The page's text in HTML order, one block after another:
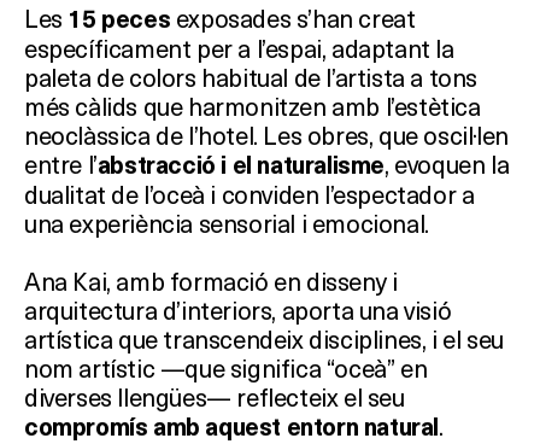
Les 15 peces exposades s’han creat
específicament per a l’espai, adaptant la
paleta de colors habitual de l’artista a tons
més càlids que harmonitzen amb l’estètica
neoclàssica de l’hotel. Les obres, que oscil·len
entre l’abstracció i el naturalisme, evoquen la
dualitat de l’oceà i conviden l’espectador a
una experiència sensorial i emocional.
Ana Kai, amb formació en disseny i
arquitectura d’interiors, aporta una visió
artística que transcendeix disciplines, i el seu
nom artístic —que significa “oceà” en
diverses llengües— reflecteix el seu
compromís amb aquest entorn natural.